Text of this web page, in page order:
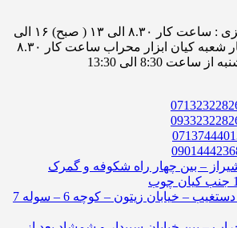
ساعات کار شعبه مرکزی : ساعت کار ۸.۳۰ الی ۱۳ ( صبح) ۱۶ الی
۲۰ (عصر ) / ساعات کار شعبه کیان ابزار محراب ساعت کار ۸.۳۰
– بین چهار راه شکوفه و گمرک
شعبه 2 : شهرک دستغیب – خیابان زیتون – کوچه 6 – سوله 7